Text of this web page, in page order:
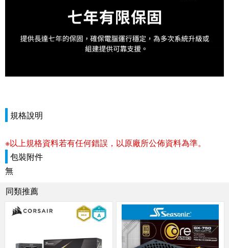
規格說明
※以上規格資料若有任何錯誤，以原廠所公佈資料為準。
包裝附件
無
同類推薦